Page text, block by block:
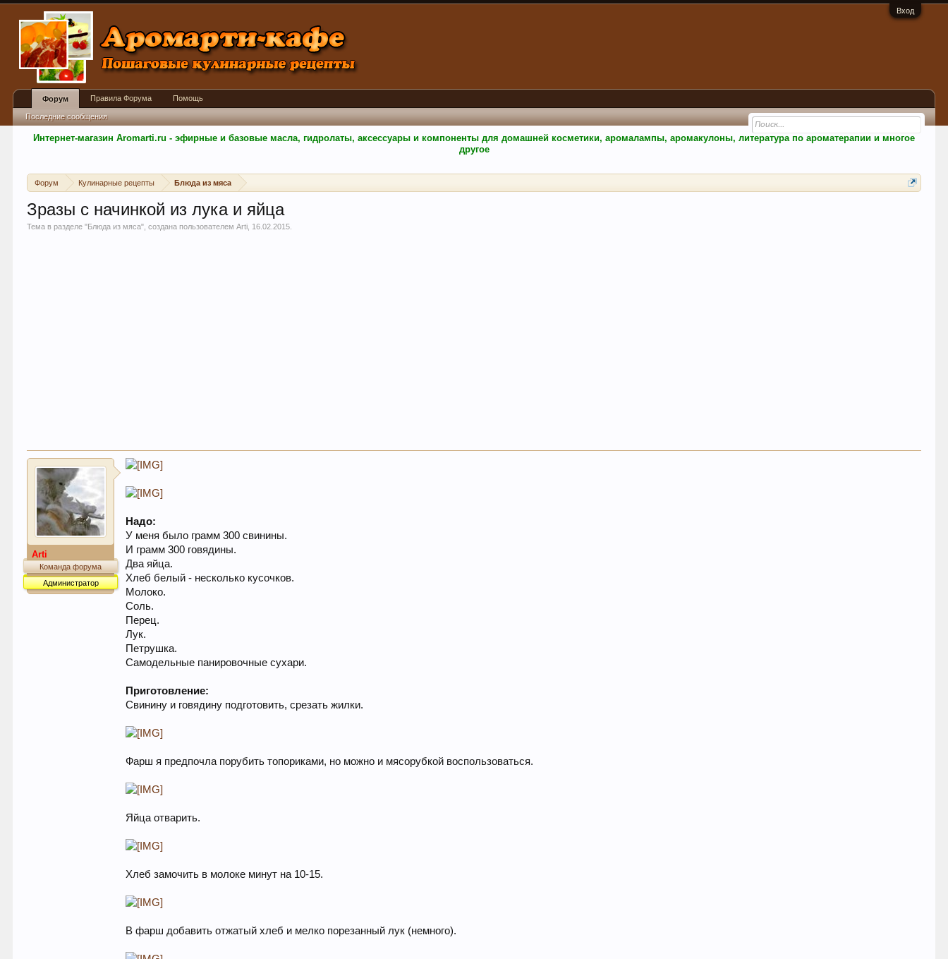
Вход
Интернет-магазин Aromarti.ru - эфирные и базовые масла, гидролаты, аксессуары и компоненты для домашней косметики, аромалампы, аромакулоны, литература по ароматерапии и многое
другое
Форум Кулинарные рецепты Блюда из мяса
Зразы с начинкой из лука и яйца
Тема в разделе "Блюда из мяса", создана пользователемArti 16.02.2015
Arti
Команда форума
Администратор
Надо:
У меня было грамм 300 свинины.
И грамм 300 говядины.
Два яйца.
Хлеб белый - несколько кусочков.
Молоко.
Соль.
Перец.
Лук.
Петрушка.
Самодельные панировочные сухари.
Приготовление:
Свинину и говядину подготовить, срезать жилки.
Фарш я предпочла порубить топориками, но можно и мясорубкой воспользоваться.
Яйца отварить.
Хлеб замочить в молоке минут на 10-15.
В фарш добавить отжатый хлеб и мелко порезанный лук (немного).
Форум
Последние сообщения
Правила Форума Помощь